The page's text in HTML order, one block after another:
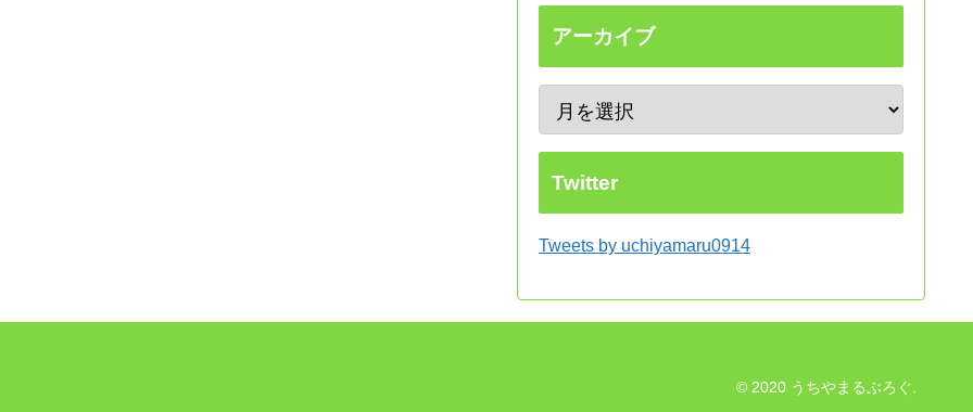
アーカイブ
Twitter
Tweets by uchiyamaru0914
© 2020 うちやまるぶろぐ.